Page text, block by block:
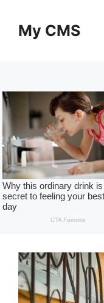
contentMy CMS